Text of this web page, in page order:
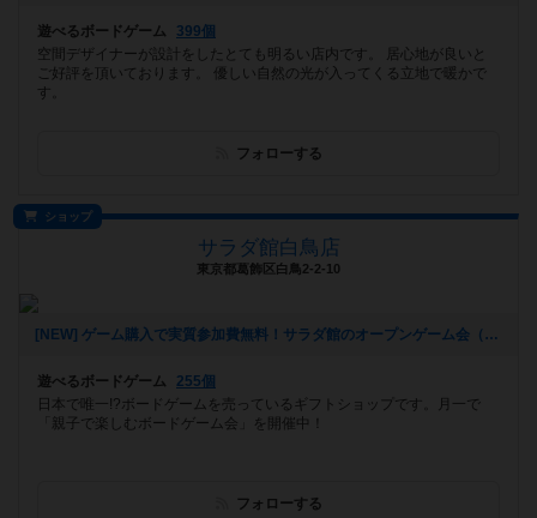
遊べるボードゲーム
399個
空間デザイナーが設計をしたとても明るい店内です。 居心地が良いと
ご好評を頂いております。 優しい自然の光が入ってくる立地で暖かで
す。
フォローする
ショップ
サラダ館白鳥店
東京都葛飾区白鳥2-2-10
[NEW] ゲーム購入で実質参加費無料！サラダ館のオープンゲーム会（2017年07月03日 20時27分）
遊べるボードゲーム
255個
日本で唯一!?ボードゲームを売っているギフトショップです。月一で
「親子で楽しむボードゲーム会」を開催中！
フォローする